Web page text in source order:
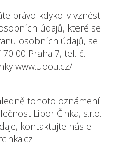
právo kdykoliv vznést
údajů, které se
osobních údajů, se
00 Praha 7, tel. č.:
www.uoou.cz/
tohoto oznámení
Libor Činka, s.r.o.
kontaktujte nás e-
.